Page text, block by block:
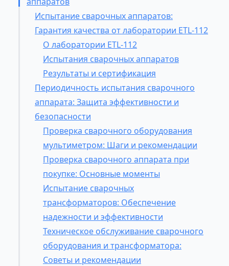
Испытание сварочных аппаратов:
Гарантия качества от лаборатории ETL-112
О лаборатории ETL-112
Испытания сварочных аппаратов
Результаты и сертификация
Периодичность испытания сварочного
аппарата: Защита эффективности и
безопасности
Проверка сварочного оборудования
мультиметром: Шаги и рекомендации
Проверка сварочного аппарата при
покупке: Основные моменты
Испытание сварочных
трансформаторов: Обеспечение
надежности и эффективности
Техническое обслуживание сварочного
оборудования и трансформатора:
Советы и рекомендации